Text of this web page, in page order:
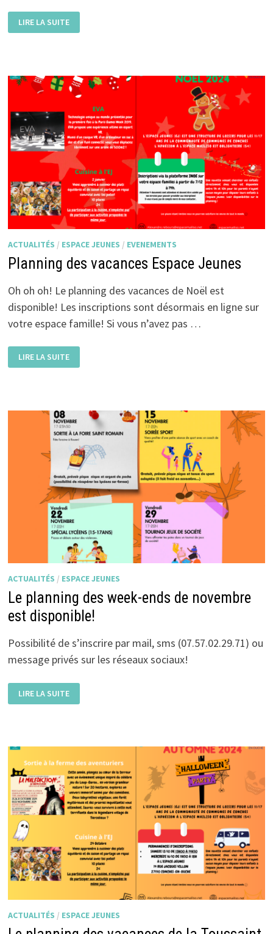
LA
NEWSLETTER
DES
LIRE LA SUITE
ACTUALITÉS / ESPACE JEUNES / EVENEMENTS
Planning des vacances Espace Jeunes
Oh oh oh! Le planning des vacances de Noël est
disponible! Les inscriptions sont désormais en ligne sur
votre espace famille! Si vous n’avez pas …
DES
VACANCES
LIRE LA SUITE
ACTUALITÉS / ESPACE JEUNES
Le planning des week-ends de novembre
est disponible!
Possibilité de s’inscrire par mail, sms (07.57.02.29.71) ou
message privés sur les réseaux sociaux!
PLANNING
DES
EST
LIRE LA SUITE
ACTUALITÉS / ESPACE JEUNES